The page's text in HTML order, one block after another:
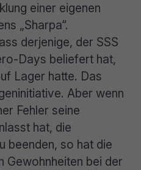
einer eigenen
„Sharpa“.
derjenige, der SSS
Days beliefert hat,
Lager hatte. Das
Aber wenn
Fehler seine
hat, die
beenden, so hat die
Gewohnheiten bei der